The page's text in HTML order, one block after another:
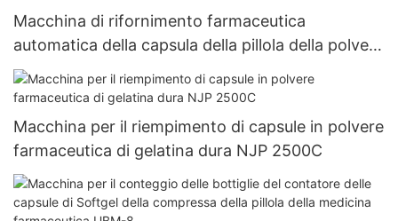
Macchina di rifornimento farmaceutica
automatica della capsula della pillola della polvere
del riempitore della capsula Vuota Macchina di
rifornimento dura della capsula della gelatina Njp
1500D
Macchina per il riempimento di capsule in polvere
farmaceutica di gelatina dura NJP 2500C